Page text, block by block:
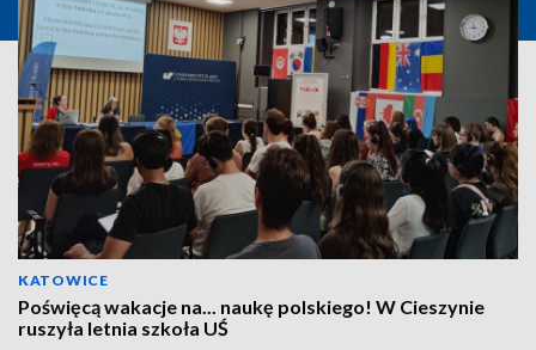
KATOWICE
Poświęcą wakacje na... naukę polskiego! W Cieszynie
ruszyła letnia szkoła UŚ